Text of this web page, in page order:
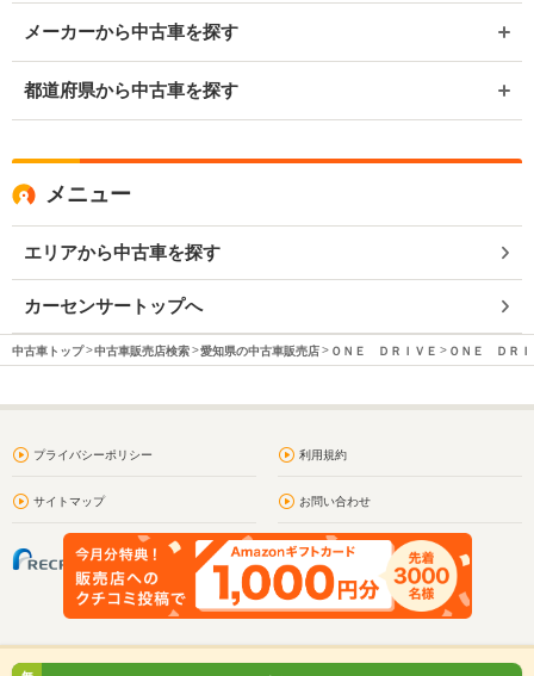
メーカーから中古車を探す
都道府県から中古車を探す
メニュー
エリアから中古車を探す
カーセンサートップへ
中古車トップ 中古車販売店検索 愛知県の中古車販売店 ＯＮＥ ＤＲＩＶＥ ＯＮＥ ＤＲＩ
プライバシーポリシー 利用規約
サイトマップ お問い合わせ